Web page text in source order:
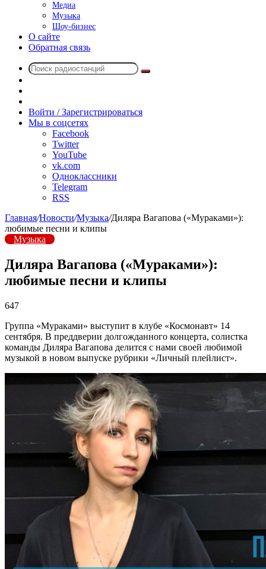
Медиа
Музыка
Шоу-бизнес
О сайте
Обратная связь
Поиск
радио
Войти / Зарегистрироваться
Мы в соцсетях
Facebook
Twitter
YouTube
vk.com
Одноклассники
Telegram
RSS
Главная/Новости/Музыка/Диляра Вагапова («Мураками»):
любимые песни и клипы
Музыка
Диляра Вагапова («Мураками»):
любимые песни и клипы
647
Группа «Мураками» выступит в клубе «Космонавт» 14
сентября. В преддверии долгожданного концерта, солистка
команды Диляра Вагапова делится с нами своей любимой
музыкой в новом выпуске рубрики «Личный плейлист».